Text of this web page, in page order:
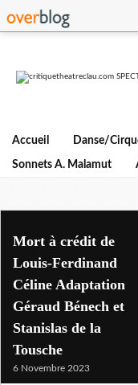
Accueil Danse/
Sonnets A. Malamut
th de la
Mort à crédit de
Louis-Ferdinand
Céline Adaptation
Géraud Bénech et
Stanislas de la
Tousche
6 Novembre 2023